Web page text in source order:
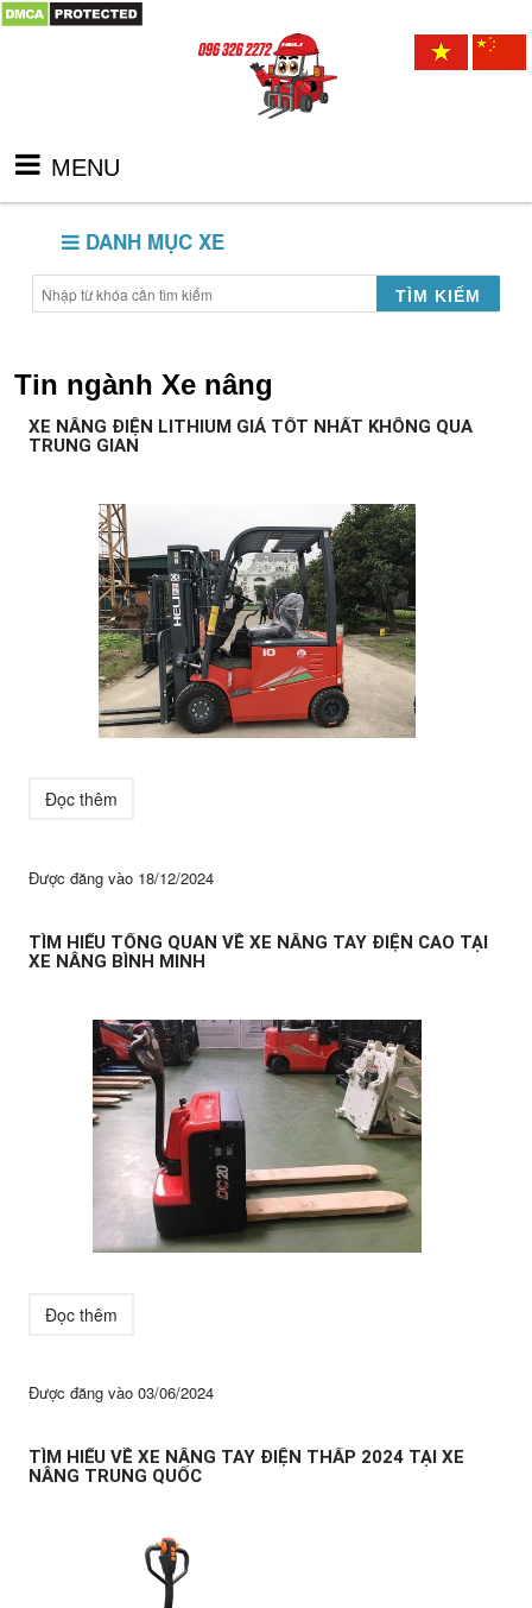
MENU
DANH MỤC XE
TÌM KIẾM
Tin ngành Xe nâng
XE NÂNG ĐIỆN LITHIUM GIÁ TỐT NHẤT KHÔNG QUA
TRUNG GIAN
Đọc thêm
Được đăng vào 18/12/2024
TÌM HIỂU TỔNG QUAN VỀ XE NÂNG TAY ĐIỆN CAO TẠI
XE NÂNG BÌNH MINH
Đọc thêm
Được đăng vào 03/06/2024
TÌM HIỂU VỀ XE NÂNG TAY ĐIỆN THẤP 2024 TẠI XE
NÂNG TRUNG QUỐC